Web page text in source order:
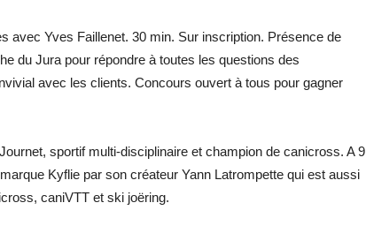
avec Yves Faillenet. 30 min. Sur inscription. Présence de
du Jura pour répondre à toutes les questions des
avec les clients. Concours ouvert à tous pour gagner
sportif multi-disciplinaire et champion de canicross. A 9
Kyflie par son créateur Yann Latrompette qui est aussi
caniVTT et ski joëring.